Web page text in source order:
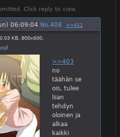
Click reply to view.
06:09:04 No.408 >>411
KB, 800x600,
)
>>403
no
täähän se
ois, tulee
liian
tehdyn
oloinen ja
alkaa
kaikki